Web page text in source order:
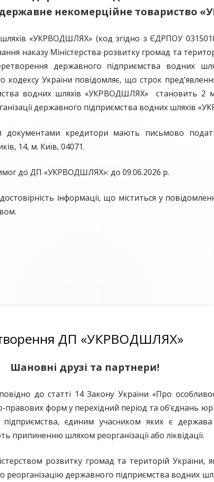
БЛАНК ПОВІДОМЛЕННЯ ПРО
ВИКРИВАЧАМ КОРУПЦІЇ
БАЗА ЗНАНЬ ДЕКЛАРАНТА
ОЦІНКА КОРУПЦІЙНИХ РИЗИКІВ
АНТИКОРУПЦІЙНІ ПОЛІТИКИ
некомерційне товариство
«УКРВОДШЛЯХ» (код згідно з ЄДРПОУ
наказу Міністерства розвитку громад та
державного підприємства водних
кодексу України повідомляє, що строк
водних шляхів «УКРВОДШЛЯХ» становить 2
державного підприємства водних шляхів
кредитори мають письмово
14, м. Київ, 04071.
до ДП «УКРВОДШЛЯХ»: до 09.06.2026 р.
інформації, що міститься у
з перетворення
ДП «УКРВОДШЛЯХ»
Шановні друзі та партнери!
до статті 14 Закону України «Про
форм у перехідний період та об’єднань
єдиним учасником яких є
припиненню шляхом реорганізації або ліквідації.
розвитку громад та територій України,
реорганізацію державного підприємства водних